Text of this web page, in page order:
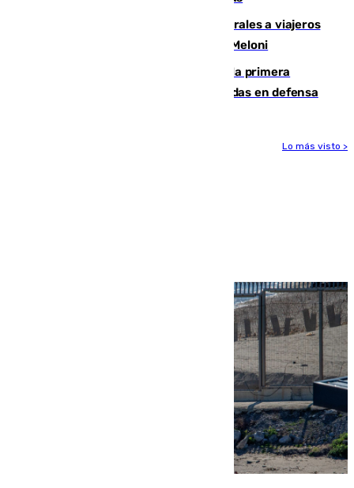
España restablece controles temporales a viajeros
procedentes de Italia como repuesta a Meloni
El Málaga cae ante el Ceuta y suma la primera
derrota de la pretemporada dejando dudas en defensa
Lo más visto >